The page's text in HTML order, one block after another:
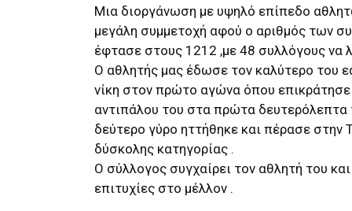
Μια διοργάνωση με υψηλό επίπεδο
μεγάλη συμμετοχή αφού ο αριθμός των
έφτασε στους 1212 ,με 48 συλλόγους να
Ο αθλητής μας έδωσε τον καλύτερο του
νίκη στον πρώτο αγώνα όπου
αντιπάλου του στα πρώτα
δεύτερο γύρο ηττήθηκε και πέρασε στην
δύσκολης κατηγορίας .
Ο σύλλογος συγχαίρει τον αθλητή του
επιτυχίες στο μέλλον .